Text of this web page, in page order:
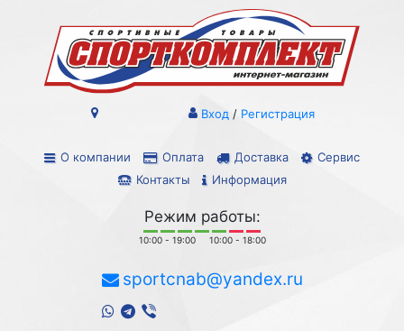
О компании Оплата Доставка
Сервис
Контакты
Информация
Вход / Регистрация
Режим работы:
10:00 - 19:00 10:00 - 18:00
sportcnab@yandex.ru